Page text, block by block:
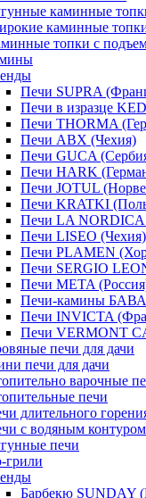
каминные
каминные
топки с
Печи SUPRA
Печи в изразце
Печи THORMA
Печи ABX (Чехия)
Печи GUCA
Печи HARK
Печи JOTUL
Печи KRATKI
Печи LA NORDICA
Печи LISEO (Чехия)
Печи PLAMEN
Печи SERGIO
Печи META
Печи-камины
Печи INVICTA
Печи VERMONT
печи для дачи
печи для дачи
варочные
печи
длительного
с водяным контуром
печи
грили
Барбекю SUNDAY